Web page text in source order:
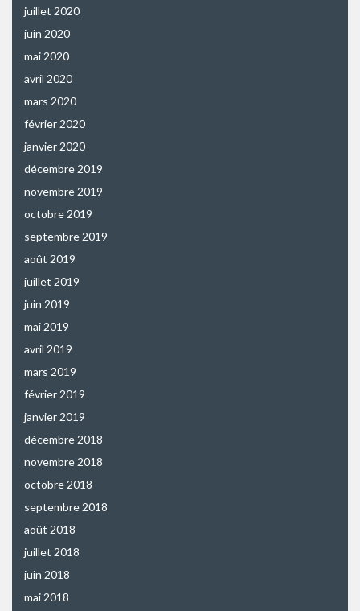
juillet 2020
juin 2020
mai 2020
avril 2020
mars 2020
février 2020
janvier 2020
décembre 2019
novembre 2019
octobre 2019
septembre 2019
août 2019
juillet 2019
juin 2019
mai 2019
avril 2019
mars 2019
février 2019
janvier 2019
décembre 2018
novembre 2018
octobre 2018
septembre 2018
août 2018
juillet 2018
juin 2018
mai 2018